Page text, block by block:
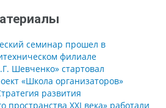
семинар прошел в
филиале
Шевченко» стартовал
«Школа организаторов»
развития
пространства XXI века» работали